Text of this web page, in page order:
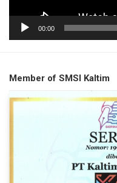
00:00
Member of SMSI Kaltim